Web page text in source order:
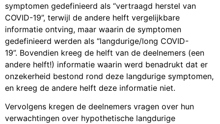
symptomen gedefinieerd als “vertraagd herstel van
COVID-19”, terwijl de andere helft vergelijkbare
informatie ontving, maar waarin de symptomen
gedefinieerd werden als “langdurige/long COVID-
19”. Bovendien kreeg de helft van de deelnemers (een
andere helft!) informatie waarin werd benadrukt dat er
onzekerheid bestond rond deze langdurige symptomen,
en kreeg de andere helft deze informatie niet.
Vervolgens kregen de deelnemers vragen over hun
verwachtingen over hypothetische langdurige